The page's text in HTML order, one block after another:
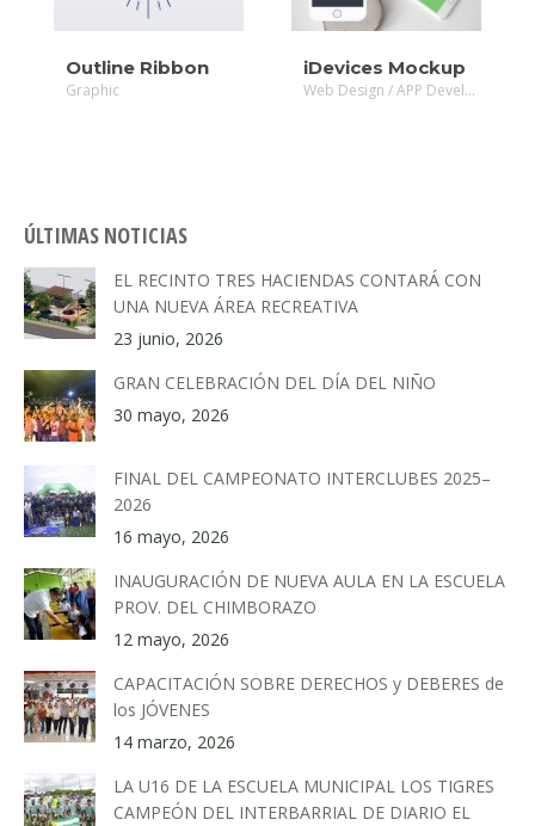
Outline Ribbon
Graphic
iDevices Mockup
Web Design / APP Development
ÚLTIMAS NOTICIAS
EL RECINTO TRES HACIENDAS CONTARÁ CON
UNA NUEVA ÁREA RECREATIVA
23 junio, 2026
GRAN CELEBRACIÓN DEL DÍA DEL NIÑO
30 mayo, 2026
FINAL DEL CAMPEONATO INTERCLUBES 2025–
2026
16 mayo, 2026
INAUGURACIÓN DE NUEVA AULA EN LA ESCUELA
PROV. DEL CHIMBORAZO
12 mayo, 2026
CAPACITACIÓN SOBRE DERECHOS y DEBERES de
los JÓVENES
14 marzo, 2026
LA U16 DE LA ESCUELA MUNICIPAL LOS TIGRES
CAMPEÓN DEL INTERBARRIAL DE DIARIO EL